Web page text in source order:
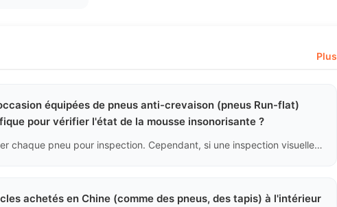
Plus
équipées de pneus anti-crevaison (pneus Run-flat)
pour vérifier l'état de la mousse insonorisante ?
Nous ne pouvons pas démonter chaque pneu pour inspection. Cependant, si une inspection visuelle révèle des plis importants sur le flanc du pneu, cela indique que le pneu a roulé longtemps à pression nulle, ce qui a endommagé sa structure interne. Nous recommandons alors de le remplacer avant l'expédition.
achetés en Chine (comme des pneus, des tapis) à l'intérieur